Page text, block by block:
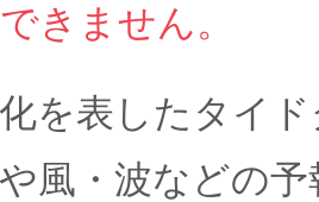
きません。
を表したタイ
風・波などの